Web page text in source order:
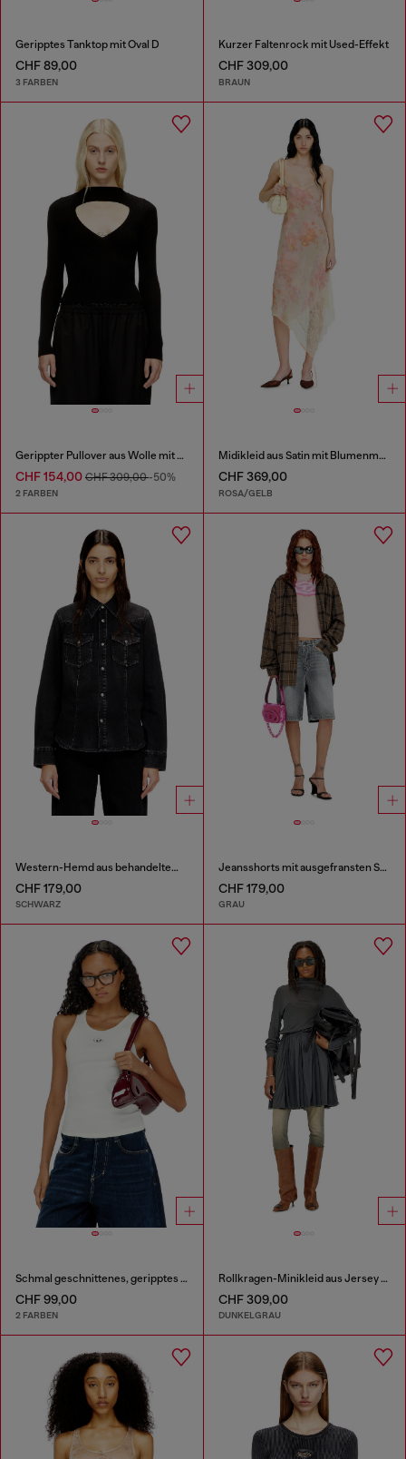
Geripptes Tanktop mit Oval D
CHF 89,00
3 FARBEN
Kurzer Faltenrock mit Used-Effekt
CHF 309,00
BRAUN
Gerippter Pullover aus Wolle mit Ausschnitt
CHF 154,00 CHF 309,00-50%
2 FARBEN
Midikleid aus Satin mit Blumenmuster und Spitzenbesatz
CHF 369,00
ROSA/GELB
Western-Hemd aus behandeltem Denim
CHF 179,00
SCHWARZ
Jeansshorts mit ausgefransten Säumen
CHF 179,00
GRAU
Schmal geschnittenes, geripptes Tanktop mit metallischem Oval D
CHF 99,00
2 FARBEN
Rollkragen-Minikleid aus Jersey und Chiffon
CHF 309,00
DUNKELGRAU